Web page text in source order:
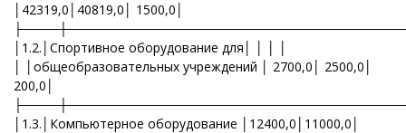
│42319,0│40819,0│ 1500,0│
│1.2.│Спортивное оборудование для│ │ │ │
│ │общеобразовательных учреждений │ 2700,0│ 2500,0│
200,0│
│1.3.│Компьютерное оборудование │12400,0│11000,0│